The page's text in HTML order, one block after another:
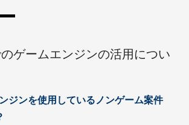
ゲームエンジンの活用につい
ジンを使用しているノンゲーム案件